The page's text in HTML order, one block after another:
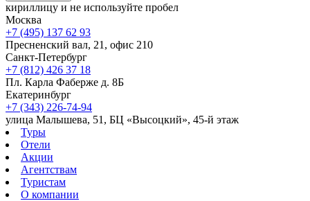
кириллицу и не используйте пробел
Москва
+7 (495) 137 62 93
Пресненский вал, 21, офис 210
Санкт-Петербург
+7 (812) 426 37 18
Пл. Карла Фаберже д. 8Б
Екатеринбург
+7 (343) 226-74-94
улица Малышева, 51, БЦ «Высоцкий», 45-й этаж
Туры
Отели
Акции
Агентствам
Туристам
О компании